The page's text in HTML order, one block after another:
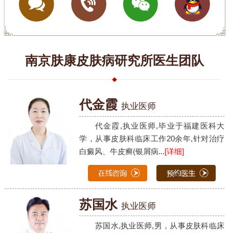
南京肤康皮肤病研究所医生团队
代金霞 执业医师
代金霞,执业医师,毕业于福建医科大
学，从事皮肤科临床工作20余年,针对治疗
白癜风、牛皮癣(银屑病...[详细]
苏国水 执业医师
苏国水,执业医师,男，从事皮肤科临床